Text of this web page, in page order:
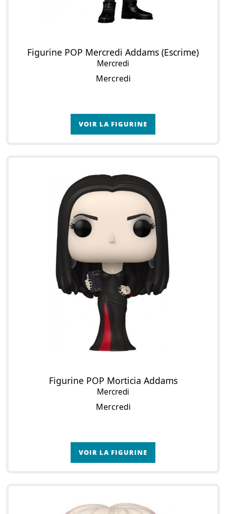
Figurine POP Mercredi Addams (Escrime)
Mercredi
Mercredi
VOIR LA FIGURINE
Figurine POP Morticia Addams
Mercredi
Mercredi
VOIR LA FIGURINE